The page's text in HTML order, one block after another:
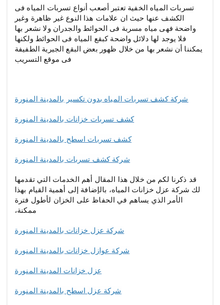
تسربات المياه الخفية تعتبر أصعب أنواع تسربات المياه فى
الكشف عنها حيث ان علامات هذا النوع غير ظاهرة وغير
واضحة فهى مياه مسربة فى الحوائط والجدران ولا نشعر بها
فلا يوجد لها دلائل واضحة كبقع المياه فى الحوائط ولكنها
يمكننا أن نشعر بها من خلال ظهور بعض البقع الجيرية الطفيفة
فى موقع التسريب
شركة كشف تسربات المياه بدون تكسير بالمدينة المنورة
كشف تسربات خزانات بالمدينة المنورة
كشف تسربات اسطح بالمدينة المنورة
شركة كشف تسربات بالمدينة المنورة
قد ذكرنا لكم من خلال هذا المقال أهم الخدمات التي تقدمها
لك شركة عزل خزانات المياه، بالإضافة إلى أهمية القيام بهذا
الأمر الذي يساهم في الحفاظ على الخزان لأطول فترة
ممكنة،
شركة عزل خزانات بالمدينة المنورة
شركة عوازل خزانات بالمدينة المنورة
عزل خزانات المدينة المنورة
شركة عزل اسطح بالمدينة المنورة